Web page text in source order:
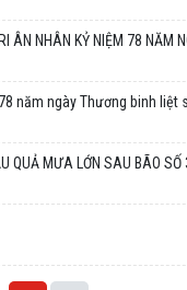
ÂN NHÂN KỶ NIỆM 78
năm ngày Thương binh liệt
QUẢ MƯA LỚN SAU BÃO SỐ